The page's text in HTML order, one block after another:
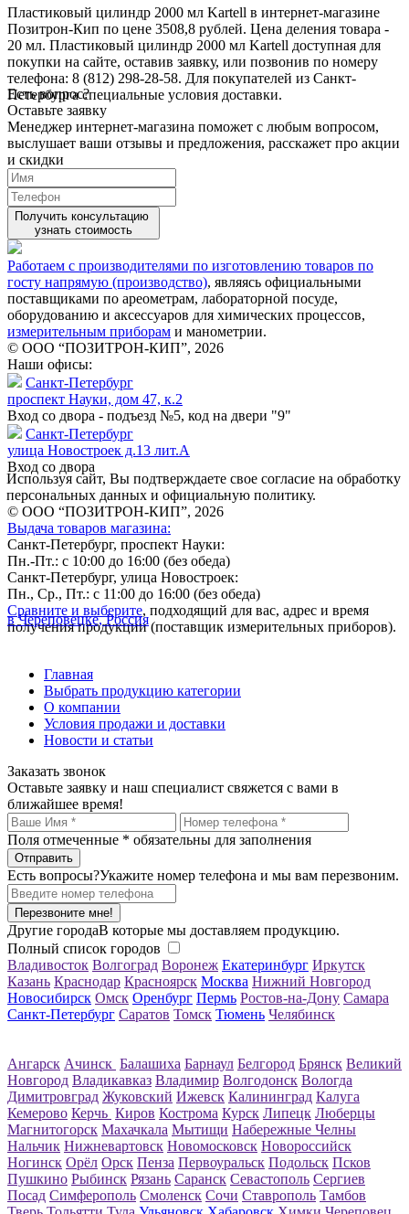
Пластиковый цилиндр 2000 мл Kartell в интернет-магазине
Позитрон-Кип по цене 3508,8 рублей. Цена деления товара -
20 мл. Пластиковый цилиндр 2000 мл Kartell доступная для
покупки на сайте, оставив заявку, или позвонив по номеру
телефона: 8 (812) 298-28-58. Для покупателей из Санкт-
Петербурга специальные условия доставки.
Есть вопрос?
Оставьте заявку
Менеджер интернет-магазина поможет с любым вопросом,
выслушает ваши отзывы и предложения, расскажет про акции
и скидки
Получить консультацию
узнать стоимость
Работаем с производителями по изготовлению товаров по
госту напрямую (производство), являясь официальными
поставщиками по ареометрам, лабораторной посуде,
оборудованию и аксессуаров для химических процессов,
измерительным приборам и манометрии.
© ООО “ПОЗИТРОН-КИП”, 2026
Наши офисы:
Санкт-Петербург
проспект Науки, дом 47, к.2
Вход со двора - подъезд №5, код на двери "9"
Санкт-Петербург
улица Новостроек д.13 лит.А
Вход со двора
Используя сайт, Вы подтверждаете свое согласие на обработку
персональных данных и официальную политику.
© ООО “ПОЗИТРОН-КИП”, 2026
Выдача товаров магазина:
Санкт-Петербург, проспект Науки:
Пн.-Пт.: с 10:00 до 16:00 (без обеда)
Санкт-Петербург, улица Новостроек:
Пн., Ср., Пт.: с 11:00 до 16:00 (без обеда)
Сравните и выберите, подходящий для вас, адрес и время
получения продукции (поставщик измерительных приборов).
в Череповецке, Россия
Главная
Выбрать продукцию категории
О компании
Условия продажи и доставки
Новости и статьи
Заказать звонок
Оставьте заявку и наш специалист свяжется с вами в
ближайшее время!
Поля отмеченные * обязательны для заполнения
Есть вопросы?Укажите номер телефона и мы вам перезвоним.
Перезвоните мне!
Другие городаВ которые мы доставляем продукцию.
Полный список городов
Владивосток Волгоград Воронеж Екатеринбург Иркутск
Казань Краснодар Красноярск Москва Нижний Новгород
Новосибирск Омск Оренбург Пермь Ростов-на-Дону Самара
Санкт-Петербург Саратов Томск Тюмень Челябинск
Ангарск Ачинск Балашиха Барнаул Белгород Брянск Великий
Новгород Владикавказ Владимир Волгодонск Вологда
Димитровград Жуковский Ижевск Калининград Калуга
Кемерово Керчь Киров Кострома Курск Липецк Люберцы
Магнитогорск Махачкала Мытищи Набережные Челны
Нальчик Нижневартовск Новомосковск Новороссийск
Ногинск Орёл Орск Пенза Первоуральск Подольск Псков
Пушкино Рыбинск Рязань Саранск Севастополь Сергиев
Посад Симферополь Смоленск Сочи Ставрополь Тамбов